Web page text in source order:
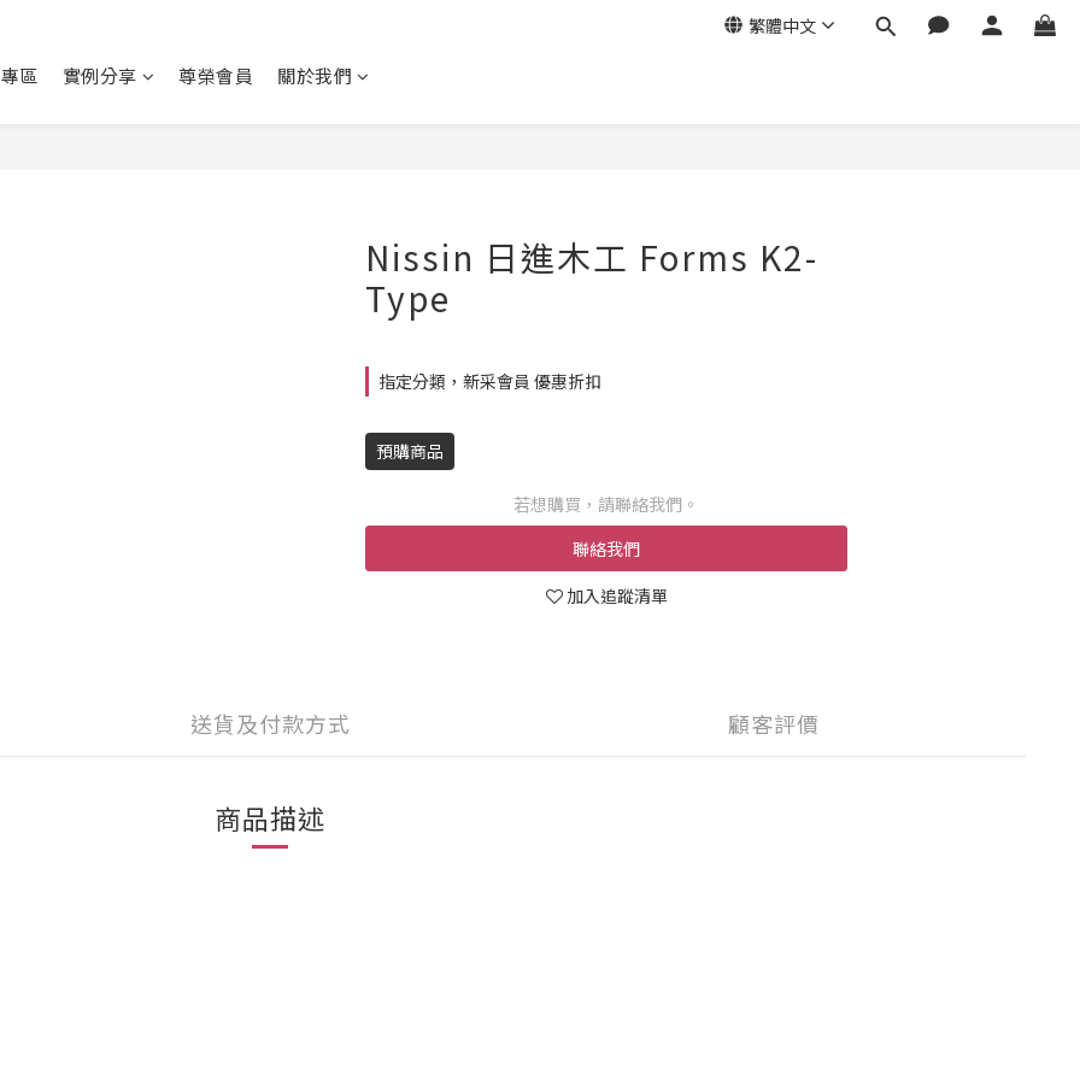
繁體中文
區 實例分享 尊榮會員 關於我們
Nissin 日進木工 Forms K2-
Type
指定分類，新采會員 優惠折扣
預購商品
若想購買，請聯絡我們。
聯絡我們
加入追蹤清單
送貨及付款方式 顧客評價
商品描述